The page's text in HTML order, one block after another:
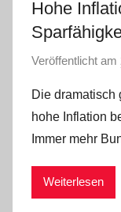
Hohe
Veröffentlicht am
Die dramatisch
hohe Inflation
Immer mehr
Weiterlesen